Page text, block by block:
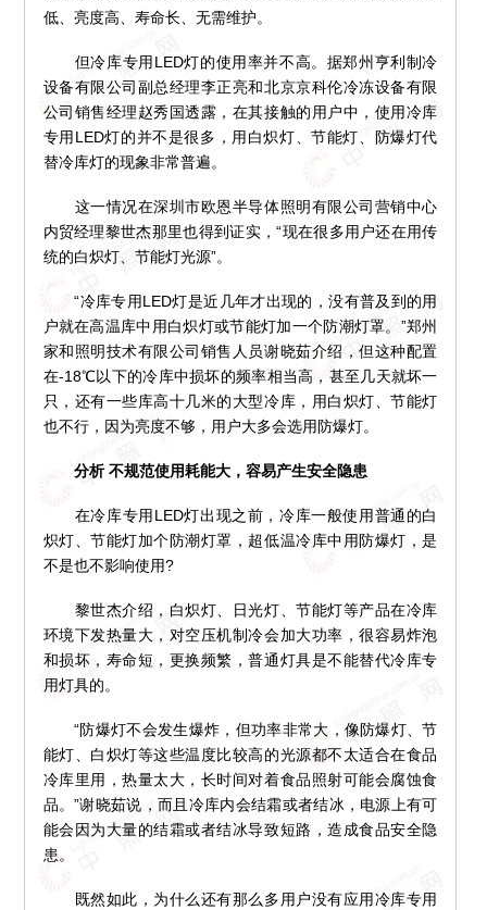
低、亮度高、寿命长、无需维护。
但冷库专用LED灯的使用率并不高。据郑州亨利制冷
设备有限公司副总经理李正亮和北京京科伦冷冻设备有限
公司销售经理赵秀国透露，在其接触的用户中，使用冷库
专用LED灯的并不是很多，用白炽灯、节能灯、防爆灯代
替冷库灯的现象非常普遍。
这一情况在深圳市欧恩半导体照明有限公司营销中心
内贸经理黎世杰那里也得到证实，“现在很多用户还在用传
统的白炽灯、节能灯光源”。
“冷库专用LED灯是近几年才出现的，没有普及到的用
户就在高温库中用白炽灯或节能灯加一个防潮灯罩。”郑州
家和照明技术有限公司销售人员谢晓茹介绍，但这种配置
在-18℃以下的冷库中损坏的频率相当高，甚至几天就坏一
只，还有一些库高十几米的大型冷库，用白炽灯、节能灯
也不行，因为亮度不够，用户大多会选用防爆灯。
分析 不规范使用耗能大，容易产生安全隐患
在冷库专用LED灯出现之前，冷库一般使用普通的白
炽灯、节能灯加个防潮灯罩，超低温冷库中用防爆灯，是
不是也不影响使用?
黎世杰介绍，白炽灯、日光灯、节能灯等产品在冷库
环境下发热量大，对空压机制冷会加大功率，很容易炸泡
和损坏，寿命短，更换频繁，普通灯具是不能替代冷库专
用灯具的。
“防爆灯不会发生爆炸，但功率非常大，像防爆灯、节
能灯、白炽灯等这些温度比较高的光源都不太适合在食品
冷库里用，热量太大，长时间对着食品照射可能会腐蚀食
品。”谢晓茹说，而且冷库内会结霜或者结冰，电源上有可
能会因为大量的结霜或者结冰导致短路，造成食品安全隐
患。
既然如此，为什么还有那么多用户没有应用冷库专用